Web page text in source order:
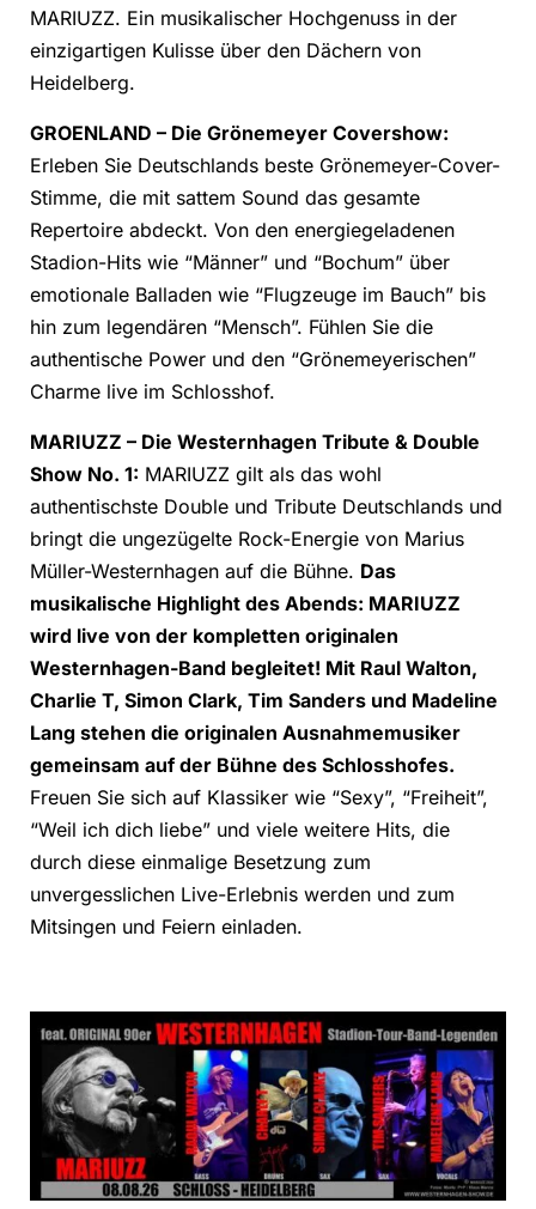
MARIUZZ. Ein musikalischer Hochgenuss in der
einzigartigen Kulisse über den Dächern von
Heidelberg.
GROENLAND – Die Grönemeyer Covershow:
Erleben Sie Deutschlands beste Grönemeyer-Cover-
Stimme, die mit sattem Sound das gesamte
Repertoire abdeckt. Von den energiegeladenen
Stadion-Hits wie “Männer” und “Bochum” über
emotionale Balladen wie “Flugzeuge im Bauch” bis
hin zum legendären “Mensch”. Fühlen Sie die
authentische Power und den “Grönemeyerischen”
Charme live im Schlosshof.
MARIUZZ – Die Westernhagen Tribute & Double
Show No. 1: MARIUZZ gilt als das wohl
authentischste Double und Tribute Deutschlands und
bringt die ungezügelte Rock-Energie von Marius
Müller-Westernhagen auf die Bühne. Das
musikalische Highlight des Abends: MARIUZZ
wird live von der kompletten originalen
Westernhagen-Band begleitet! Mit Raul Walton,
Charlie T, Simon Clark, Tim Sanders und Madeline
Lang stehen die originalen Ausnahmemusiker
gemeinsam auf der Bühne des Schlosshofes.
Freuen Sie sich auf Klassiker wie “Sexy”, “Freiheit”,
“Weil ich dich liebe” und viele weitere Hits, die
durch diese einmalige Besetzung zum
unvergesslichen Live-Erlebnis werden und zum
Mitsingen und Feiern einladen.